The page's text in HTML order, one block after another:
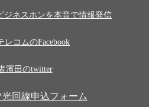
ジネスホンを本音で情報発信
レコムのFacebook
濱田のtwitter
回線申込フォーム